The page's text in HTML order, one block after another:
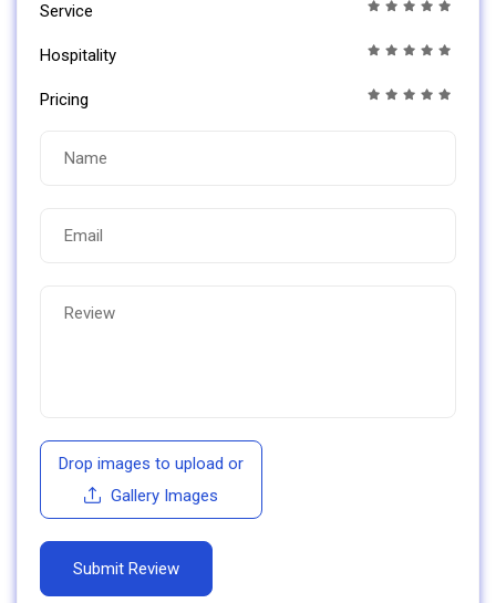
Service
Hospitality
Pricing
Drop images to upload or
Gallery Images